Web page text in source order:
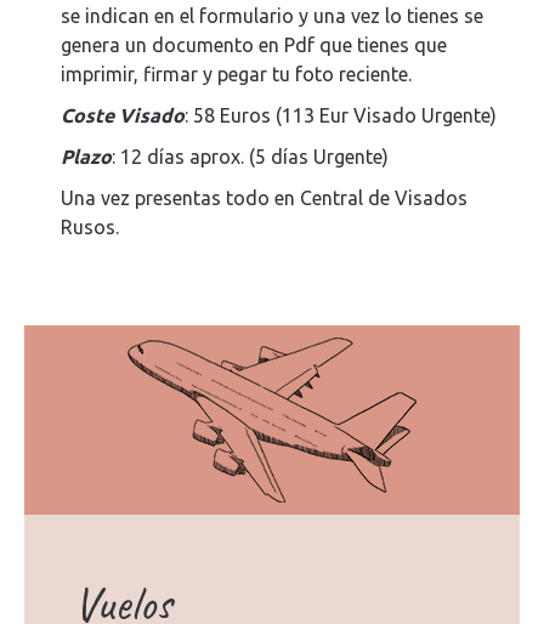
se indican en el formulario y una vez lo tienes se
genera un documento en Pdf que tienes que
imprimir, firmar y pegar tu foto reciente.
Coste Visado: 58 Euros (113 Eur Visado Urgente)
Plazo: 12 días aprox. (5 días Urgente)
Una vez presentas todo en Central de Visados
Rusos.
Vuelos